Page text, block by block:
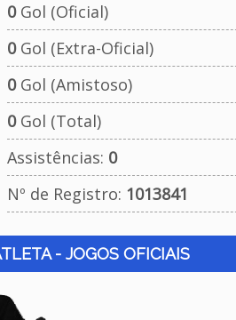
0Gol (Oficial)
0Gol (Extra-Oficial)
0Gol (Amistoso)
0Gol (Total)
Assistências: 0
Nº de Registro: 1013841
- JOGOS OFICIAIS